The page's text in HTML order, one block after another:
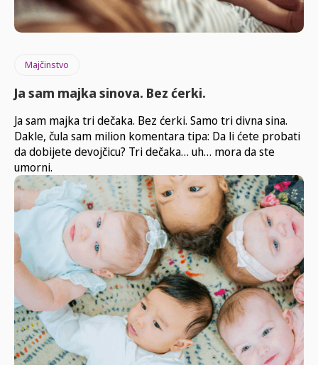
Majčinstvo
Ja sam majka sinova. Bez ćerki.
Ja sam majka tri dečaka. Bez ćerki. Samo tri divna sina.
Dakle, čula sam milion komentara tipa: Da li ćete probati
da dobijete devojčicu? Tri dečaka… uh… mora da ste
umorni.